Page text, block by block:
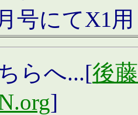
号にてX1
らへ...[後
]